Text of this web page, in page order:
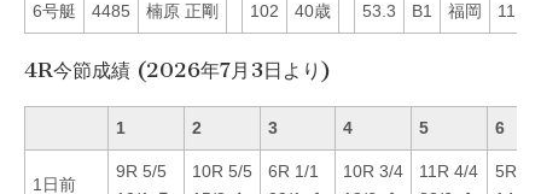
6号艇 4485 楠原 正剛 102 40歳 53.3 B1 福岡 11
4R今節成績 (2026年7月3日より)
1 2 3 4 5 6
1日前
9R 5/5
10R 5/5
6R 1/1
10R 3/4
11R 4/4
5R 6/